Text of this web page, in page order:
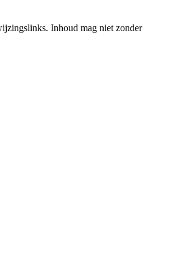
Inhoud mag niet zonder